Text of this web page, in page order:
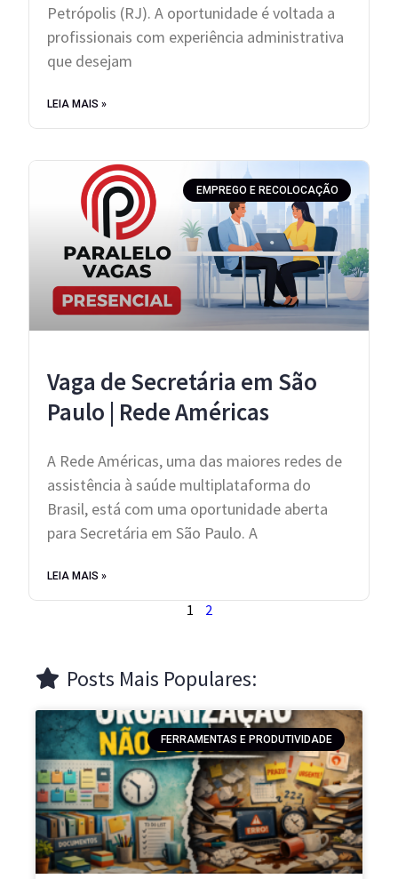
Petrópolis (RJ). A oportunidade é voltada a
profissionais com experiência administrativa
que desejam
LEIA MAIS »
EMPREGO E RECOLOCAÇÃO
Vaga de Secretária em São
Paulo | Rede Américas
A Rede Américas, uma das maiores redes de
assistência à saúde multiplataforma do
Brasil, está com uma oportunidade aberta
para Secretária em São Paulo. A
LEIA MAIS »
1 2
Posts Mais Populares:
FERRAMENTAS E PRODUTIVIDADE